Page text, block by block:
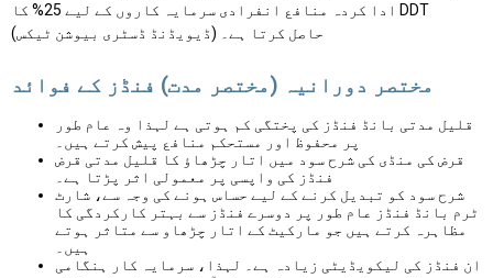
ادا کردہ منافع انفرادی سرمایہ کاروں کے لیے 25% کا DDT
(ڈیویڈنڈ ڈسٹری بیوشن ٹیکس) حاصل کرتا ہے۔
مختصر دورانیہ (مختصر مدت) فنڈز کے فوائد
قلیل مدتی بانڈ فنڈز کی پختگی کم ہوتی ہے لہذا وہ عام طور
پر محفوظ اور مستحکم منافع پیش کرتے ہیں۔
قرض کی منڈی کی شرح سود میں اتار چڑھاؤ کا قلیل مدتی قرض
فنڈز کی واپسی پر معمولی اثر پڑتا ہے۔
شرح سود کو تبدیل کرنے کے لیے حساس ہونے کی وجہ سے، شارٹ
ٹرم بانڈ فنڈز عام طور پر دوسرے فنڈز سے بہتر کارکردگی کا
مظاہرہ کرتے ہیں جو مارکیٹ کے اتار چڑھاو سے متاثر ہوتے
ہیں۔
ان فنڈز کی لیکویڈیٹی زیادہ ہے۔ لہذا، سرمایہ کار ہنگامی